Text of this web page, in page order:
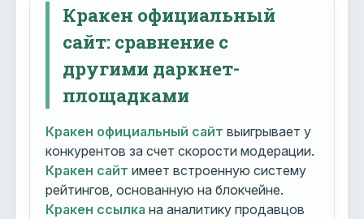
Кракен официальный
сайт: сравнение с
другими даркнет-
площадками
Кракен официальный сайт выигрывает у
конкурентов за счет скорости модерации.
Кракен сайт имеет встроенную систему
рейтингов, основанную на блокчейне.
Кракен ссылка на аналитику продавцов